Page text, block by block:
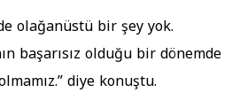
olağanüstü bir şey yok.
başarısız olduğu bir dönemde
diye konuştu.